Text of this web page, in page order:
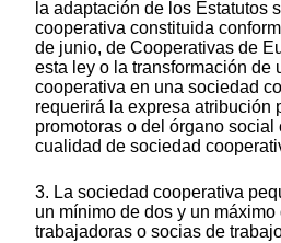
la adaptación de los Estatutos
cooperativa constituida
de junio, de Cooperativas de
esta ley o la transformación de
cooperativa en una sociedad
requerirá la expresa atribución
promotoras o del órgano
cualidad de sociedad
3. La sociedad cooperativa
un mínimo de dos y un
trabajadoras o socias de